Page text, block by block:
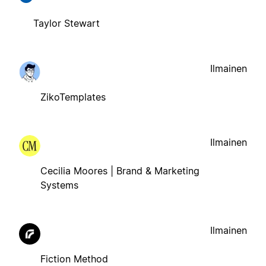
Taylor Stewart
ZikoTemplates
Ilmainen
Cecilia Moores | Brand & Marketing
Systems
Ilmainen
Fiction Method
Ilmainen